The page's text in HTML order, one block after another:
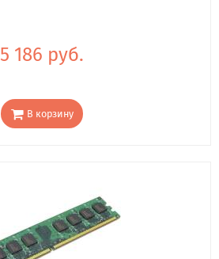
5 186 руб.
В корзину